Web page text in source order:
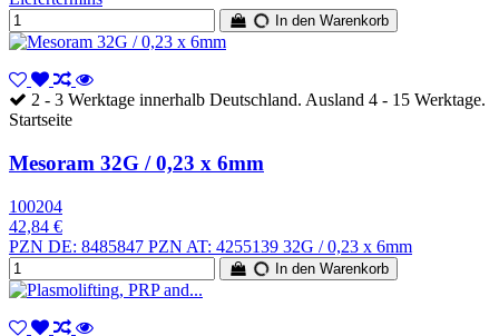
In den Warenkorb
2 - 3 Werktage innerhalb Deutschland. Ausland 4 - 15 Werktage.
Startseite
Mesoram 32G / 0,23 x 6mm
100204
42,84 €
PZN DE: 8485847 PZN AT: 4255139 32G / 0,23 x 6mm
In den Warenkorb